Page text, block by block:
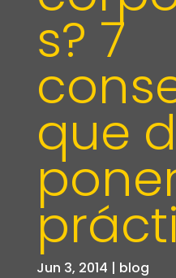
s? 7
que
Jun 3, 2014 | blog